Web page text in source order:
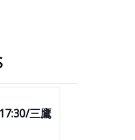
三鷹